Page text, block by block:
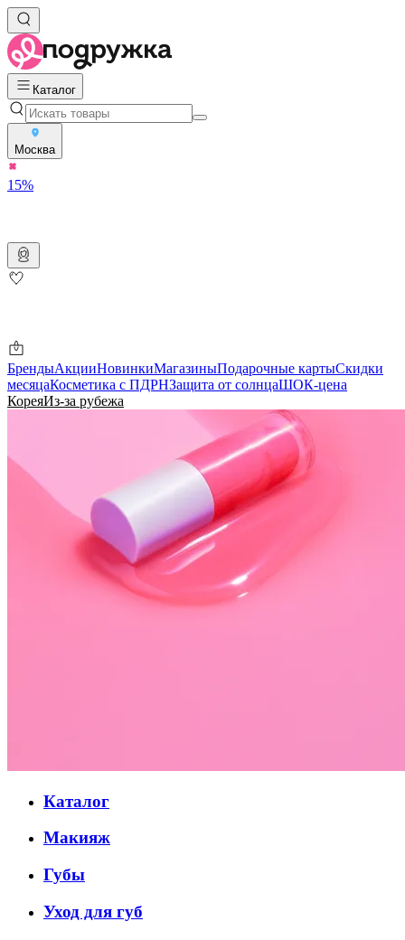
Каталог
Москва
15%
БрендыАкцииНовинкиМагазиныПодарочные картыСкидки
месяцаКосметика с ПДРНЗащита от солнцаШОК-цена
КореяИз-за рубежа
Каталог
Макияж
Губы
Уход для губ